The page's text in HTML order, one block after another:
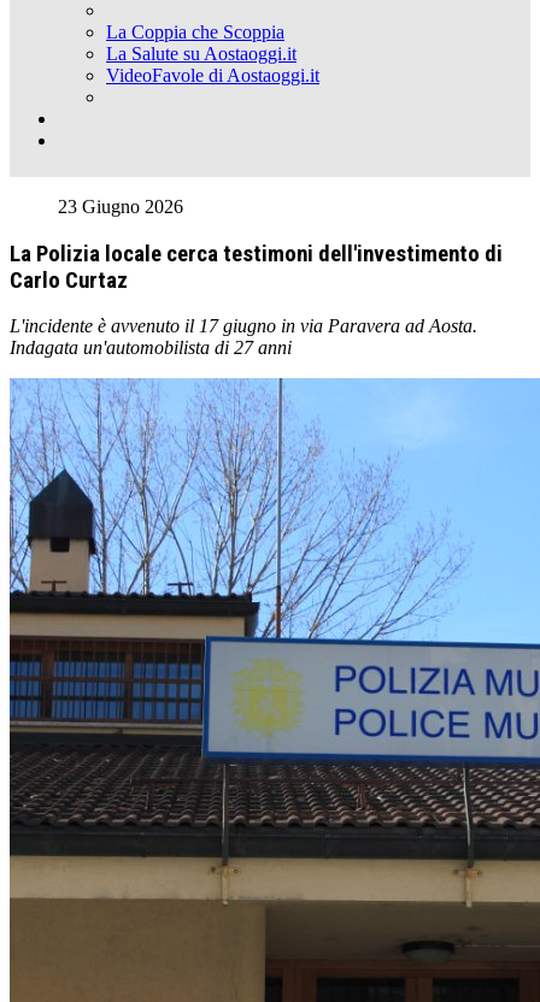
La Coppia che Scoppia
La Salute su Aostaoggi.it
VideoFavole di Aostaoggi.it
23 Giugno 2026
La Polizia locale cerca testimoni dell'investimento di
Carlo Curtaz
L'incidente è avvenuto il 17 giugno in via Paravera ad Aosta.
Indagata un'automobilista di 27 anni